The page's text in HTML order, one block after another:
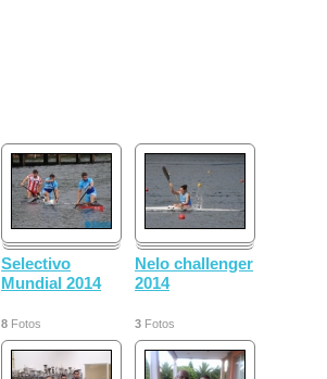
Selectivo
Mundial 2014
8 Fotos
Nelo challenger
2014
3 Fotos